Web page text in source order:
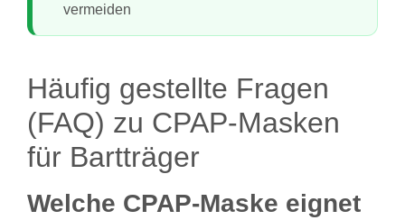
vermeiden
Häufig gestellte Fragen
(FAQ) zu CPAP-Masken
für Bartträger
Welche CPAP-Maske eignet